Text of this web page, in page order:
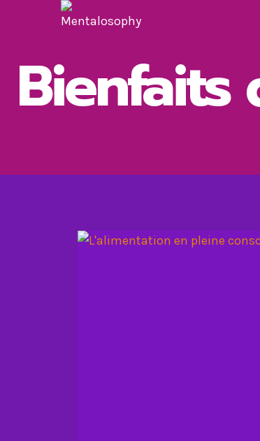
Bienfaits